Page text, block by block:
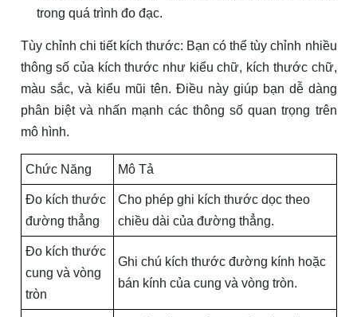
trong quá trình đo đạc.
Tùy chỉnh chi tiết kích thước: Bạn có thể tùy chỉnh nhiều
thông số của kích thước như kiểu chữ, kích thước chữ,
màu sắc, và kiểu mũi tên. Điều này giúp bạn dễ dàng
phân biệt và nhấn mạnh các thông số quan trọng trên
mô hình.
Chức Năng Mô Tả
Đo kích thước
đường thẳng
Cho phép ghi kích thước dọc theo
chiều dài của đường thẳng.
Đo kích thước
cung và vòng
tròn
Ghi chú kích thước đường kính hoặc
bán kính của cung và vòng tròn.